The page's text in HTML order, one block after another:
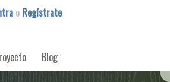
o Regístrate
Blog